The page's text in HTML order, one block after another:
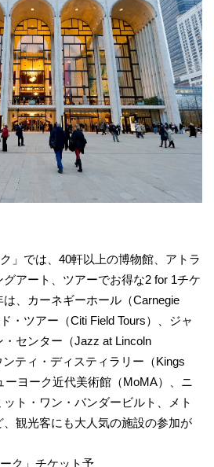
」では、40軒以上の博物館、アトラ
アート、ツアーでお得な2 for 1チケ
、カーネギーホール（Carnegie
・ツアー（Citi Field Tours）、ジャ
センター（Jazz at Lincoln
ティ・ディスティラリー（Kings
ーヨーク近代美術館（MoMA）、ニ
ト・ワン・バンダービルト、メト
観光客にも大人気の施設の参加が
ク」チケット予